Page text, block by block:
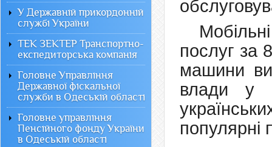
послуг за
машини
влади у
популярні
У Державній прикордонній
службі України
ТЕК ЗЕКТЕР Транспортно-
експедиторська компанія
Головне Управління
Державної фіскальної
служби в Одеській області
Головне управління
Пенсійного фонду України
в Одеській області